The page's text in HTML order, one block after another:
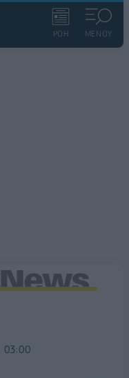
ΡΟΗ ΜΕΝΟΥ
03:00